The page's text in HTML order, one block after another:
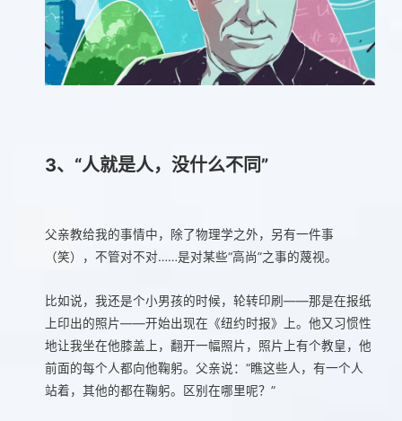
3、“人就是人，没什么不同”
父亲教给我的事情中，除了物理学之外，另有一件事
（笑），不管对不对……是对某些“高尚”之事的蔑视。
比如说，我还是个小男孩的时候，轮转印刷——那是在报纸
上印出的照片——开始出现在《纽约时报》上。他又习惯性
地让我坐在他膝盖上，翻开一幅照片，照片上有个教皇，他
前面的每个人都向他鞠躬。父亲说：“瞧这些人，有一个人
站着，其他的都在鞠躬。区别在哪里呢？”